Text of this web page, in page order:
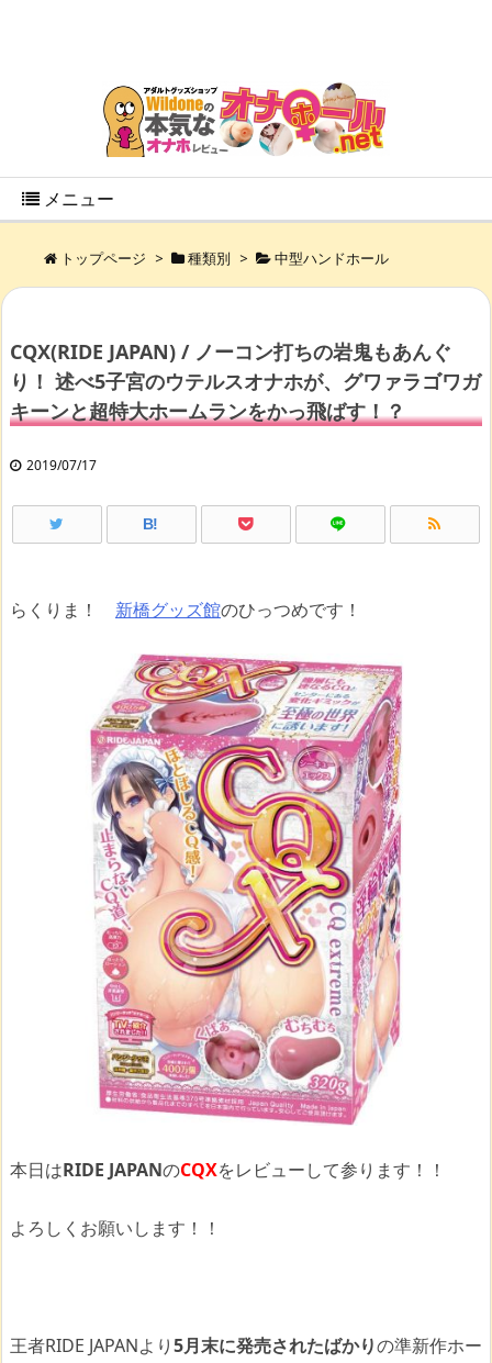
メニュー
トップページ > 種類別 > 中型ハンドホール
CQX(RIDE JAPAN) / ノーコン打ちの岩鬼もあんぐ
り！ 述べ5子宮のウテルスオナホが、グワァラゴワガ
キーンと超特大ホームランをかっ飛ばす！？
2019/07/17
B!
らくりま！ 新橋グッズ館のひっつめです！
本日はRIDE JAPANのCQXをレビューして参ります！！
よろしくお願いします！！
王者RIDE JAPANより5月末に発売されたばかりの準新作ホー